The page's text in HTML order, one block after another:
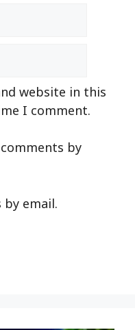
website in this
I comment.
by
email.